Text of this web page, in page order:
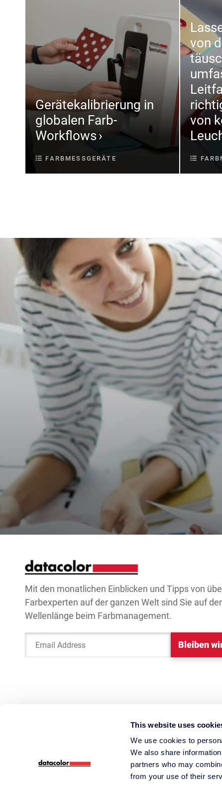
This website uses
We use cookies to
We also share
partners who may
from your use of their
Gerätekalibrierung in
globalen Farb-
Workflows
FARBMESSGERÄTE
von
von
Mit den monatlichen Einblicken und Tipps von
Farbexperten auf der ganzen Welt sind Sie auf
Wellenlänge beim Farbmanagement.
Email Address Bleiben
ColorReader